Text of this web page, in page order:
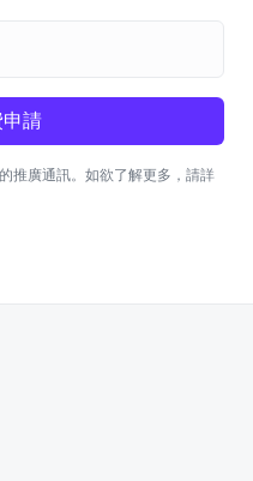
請
推廣通訊。如欲了解更多，請詳